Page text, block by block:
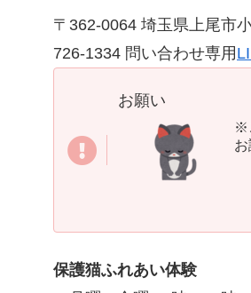
〒362-0064 埼玉県上尾市
726-1334 問い合わせ専用
お願い
※
保護猫ふれあい体験